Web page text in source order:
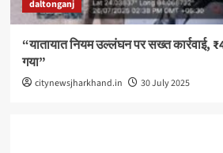
daltonganj
“यातायात नियम उल्लंघन पर सख्त कार्रवाई,
गया”
citynewsjharkhand.in 30 July 2025